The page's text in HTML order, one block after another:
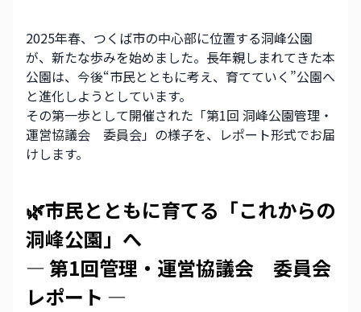
2025年春、つくば市の中心部に位置する洞峰公園
が、新たな歩みを始めました。長年親しまれてきた本
公園は、今後“市民とともに考え、育てていく”公園へ
と進化しようとしています。
その第一歩として開催された「第1回 洞峰公園管理・
運営協議会　委員会」の様子を、レポート形式でお届
けします。
🌿市民とともに育てる「これからの
洞峰公園」へ
― 第1回管理・運営協議会　委員会
レポート ―